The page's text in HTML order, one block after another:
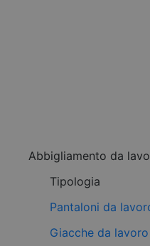
Abbigliamento da
Tipologia
Pantaloni da
Giacche da lavoro